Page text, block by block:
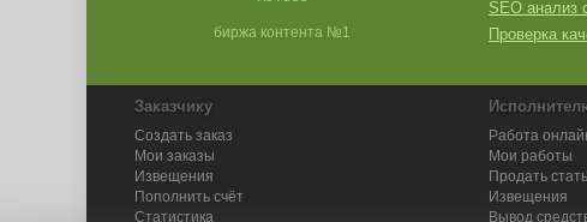
биржа контента №1
SEO анализ
Проверка
Заказчику
Создать заказ
Мои заказы
Извещения
Пополнить счёт
Статистика
Работа
Мои работы
Продать
Извещения
Вывод